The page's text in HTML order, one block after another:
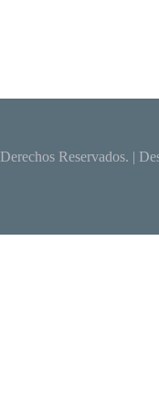
Derechos Reservados. |